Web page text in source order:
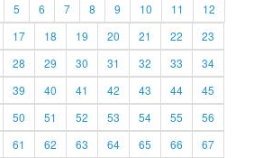
5 6 7 8 9 10 11
12
17 18 19 20 21 22
23
28 29 30 31 32 33
34
39 40 41 42 43 44
45
50 51 52 53 54 55
56
61 62 63 64 65 66
67